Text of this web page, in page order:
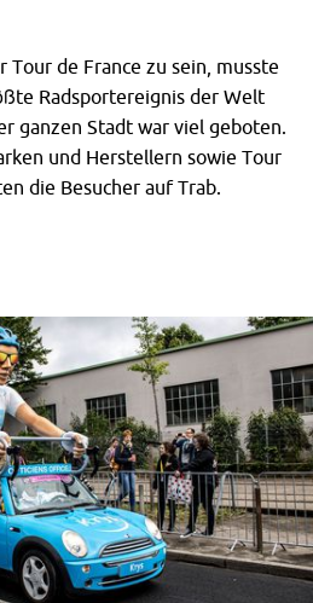
Tour de France zu sein, musste
Radsportereignis der Welt
ganzen Stadt war viel geboten.
und Herstellern sowie Tour
die Besucher auf Trab.